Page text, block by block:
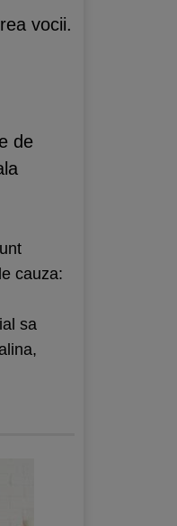
vocii.
de
cauza:
sa